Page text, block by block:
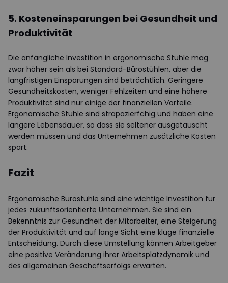
5. Kosteneinsparungen bei Gesundheit und
Produktivität
Die anfängliche Investition in ergonomische Stühle mag
zwar höher sein als bei Standard-Bürostühlen, aber die
langfristigen Einsparungen sind beträchtlich. Geringere
Gesundheitskosten, weniger Fehlzeiten und eine höhere
Produktivität sind nur einige der finanziellen Vorteile.
Ergonomische Stühle sind strapazierfähig und haben eine
längere Lebensdauer, so dass sie seltener ausgetauscht
werden müssen und das Unternehmen zusätzliche Kosten
spart.
Fazit
Ergonomische Bürostühle sind eine wichtige Investition für
jedes zukunftsorientierte Unternehmen. Sie sind ein
Bekenntnis zur Gesundheit der Mitarbeiter, eine Steigerung
der Produktivität und auf lange Sicht eine kluge finanzielle
Entscheidung. Durch diese Umstellung können Arbeitgeber
eine positive Veränderung ihrer Arbeitsplatzdynamik und
des allgemeinen Geschäftserfolgs erwarten.